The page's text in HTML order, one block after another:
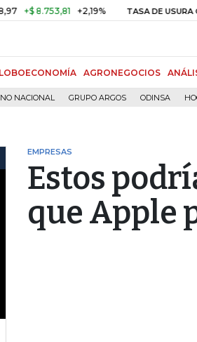
+2,19% TASA DE USURA
AGRONEGOCIOS
NACIONAL GRUPO ARGOS ODINSA
EMPRESAS
Estos
que Apple